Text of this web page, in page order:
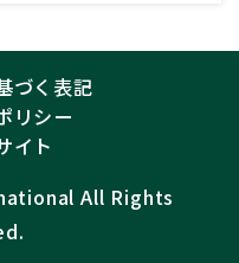
づく表記
リシー
イト
All Rights